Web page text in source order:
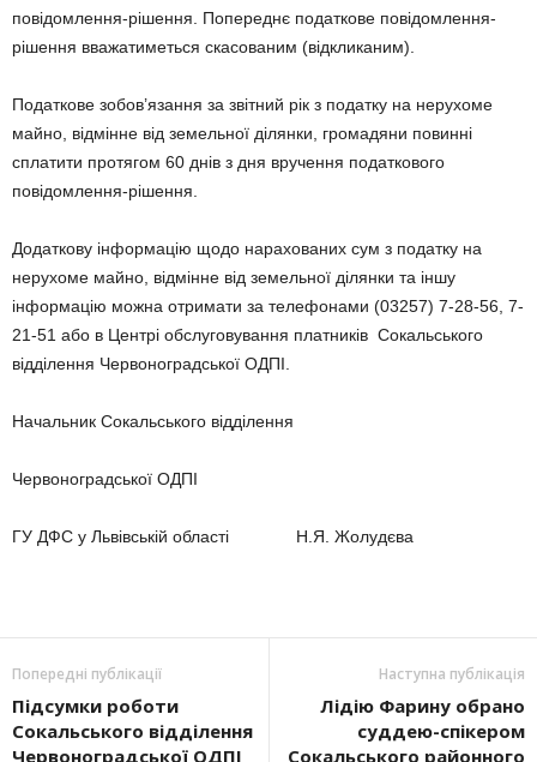
повідомлення-рішення. Попереднє податкове повідомлення-
рішення вважатиметься скасованим (відкликаним).
Податкове зобов’язання за звітний рік з податку на нерухоме
майно, відмінне від земельної ділянки, громадяни повинні
сплатити протягом 60 днів з дня вручення податкового
повідомлення-рішення.
Додаткову інформацію щодо нарахованих сум з податку на
нерухоме майно, відмінне від земельної ділянки та іншу
інформацію можна отримати за телефонами (03257) 7-28-56, 7-
21-51 або в Центрі обслуговування платників Сокальського
відділення Червоноградської ОДПІ.
Начальник Сокальського відділення
Червоноградської ОДПІ
ГУ ДФС у Львівській області Н.Я. Жолудєва
Попередні публікації
Підсумки роботи
Cокальського відділення
Червоноградської ОДПІ
Наступна публікація
Лідію Фарину обрано
суддею-спікером
Сокальського районного